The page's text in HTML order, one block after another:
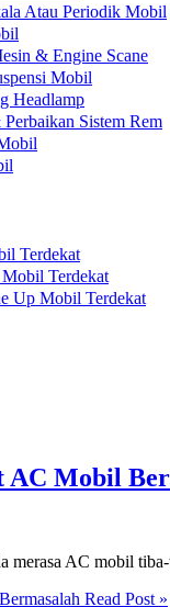
Atau Periodik Mobil
& Engine Scane
Mobil
Headlamp
Sistem Rem
Terdekat
Terdekat
Up Mobil Terdekat
AC Mobil
AC mobil
Read Post »